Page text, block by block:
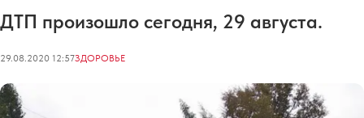
ДТП произошло сегодня, 29 августа.
29.08.2020 12:57ЗДОРОВЬЕ